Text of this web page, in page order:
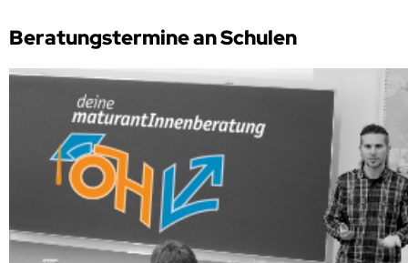
Beratungstermine an Schulen